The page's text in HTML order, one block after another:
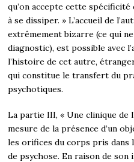
qu’on accepte cette spécificité
à se dissiper. » L’accueil de
extrêmement bizarre (ce qui
diagnostic), est possible avec
l’histoire de cet autre,
qui constitue le transfert du
psychotiques.
La partie III, « Une clinique de
mesure de la présence d’un
les orifices du corps pris dans
de psychose. En raison de